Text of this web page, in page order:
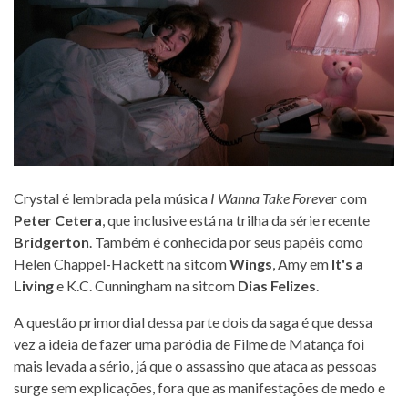
Crystal é lembrada pela música I Wanna Take Forever com
Peter Cetera, que inclusive está na trilha da série recente
Bridgerton. Também é conhecida por seus papéis como
Helen Chappel-Hackett na sitcomWings, Amy em It's a
Livinge K.C. Cunningham na sitcom Dias Felizes.
A questão primordial dessa parte dois da saga é que dessa
vez a ideia de fazer uma paródia de Filme de Matança foi
mais levada a sério, já que o assassino que ataca as pessoas
surge sem explicações, fora que as manifestações de medo e